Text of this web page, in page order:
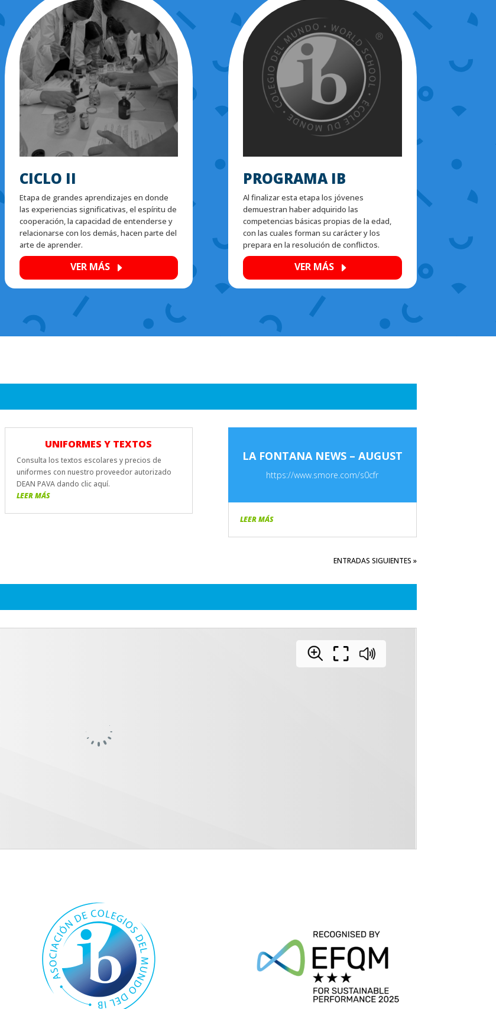
CICLO II
Etapa de grandes aprendizajes en donde
las experiencias significativas, el espíritu de
cooperación, la capacidad de entenderse y
relacionarse con los demás, hacen parte del
arte de aprender.
VER MÁS E
PROGRAMA IB
Al finalizar esta etapa los jóvenes
demuestran haber adquirido las
competencias básicas propias de la edad,
con las cuales forman su carácter y los
prepara en la resolución de conflictos.
VER MÁS E
UNIFORMES Y TEXTOS
Consulta los textos escolares y precios de
uniformes con nuestro proveedor autorizado
DEAN PAVA dando clic aquí.
LEER MÁS
LA FONTANA NEWS – AUGUST
https://www.smore.com/s0cfr
LEER MÁS
ENTRADAS SIGUIENTES »